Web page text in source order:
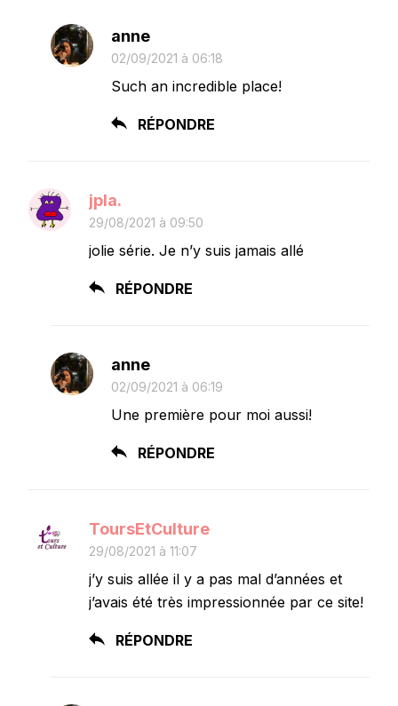
anne
02/09/2021 à 06:18
Such an incredible place!
RÉPONDRE
jpla.
29/08/2021 à 09:50
jolie série. Je n’y suis jamais allé
RÉPONDRE
anne
02/09/2021 à 06:19
Une première pour moi aussi!
RÉPONDRE
ToursEtCulture
29/08/2021 à 11:07
j’y suis allée il y a pas mal d’années et
j’avais été très impressionnée par ce site!
RÉPONDRE